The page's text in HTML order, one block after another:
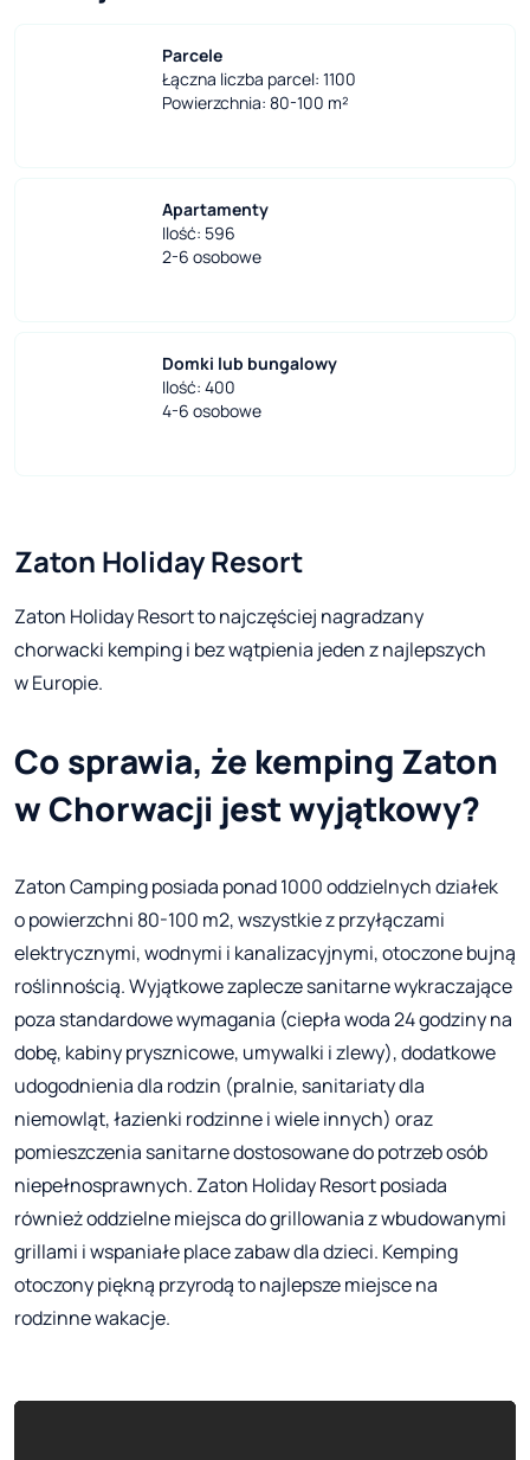
Parcele
Łączna liczba parcel: 1100
Powierzchnia: 80-100 m²
Apartamenty
Ilość: 596
2-6 osobowe
Domki lub bungalowy
Ilość: 400
4-6 osobowe
Zaton Holiday Resort
Zaton Holiday Resort to najczęściej nagradzany
chorwacki kemping i bez wątpienia jeden z najlepszych
w Europie.
Co sprawia, że kemping Zaton
w Chorwacji jest wyjątkowy?
Zaton Camping posiada ponad 1000 oddzielnych działek
o powierzchni 80-100 m2, wszystkie z przyłączami
elektrycznymi, wodnymi i kanalizacyjnymi, otoczone bujną
roślinnością. Wyjątkowe zaplecze sanitarne wykraczające
poza standardowe wymagania (ciepła woda 24 godziny na
dobę, kabiny prysznicowe, umywalki i zlewy), dodatkowe
udogodnienia dla rodzin (pralnie, sanitariaty dla
niemowląt, łazienki rodzinne i wiele innych) oraz
pomieszczenia sanitarne dostosowane do potrzeb osób
niepełnosprawnych. Zaton Holiday Resort posiada
również oddzielne miejsca do grillowania z wbudowanymi
grillami i wspaniałe place zabaw dla dzieci. Kemping
otoczony piękną przyrodą to najlepsze miejsce na
rodzinne wakacje.